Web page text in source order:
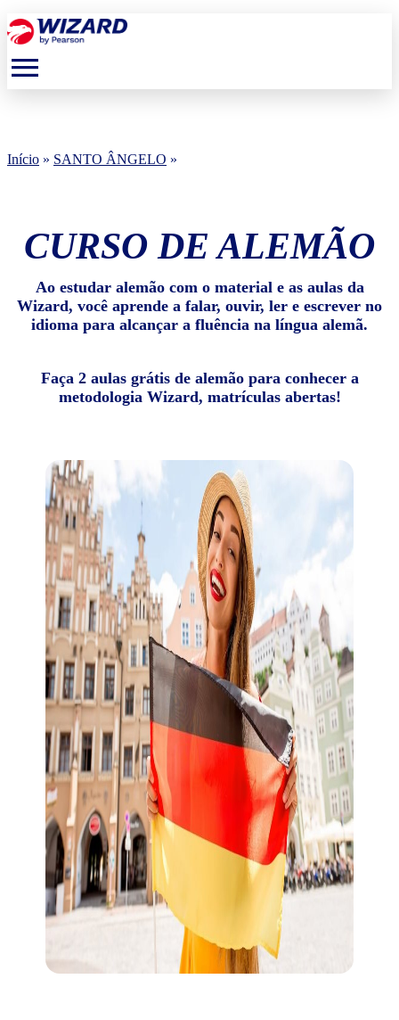
menu
Início » SANTO ÂNGELO »
CURSO DE ALEMÃO
Ao estudar alemão com o material e as aulas da
Wizard, você aprende a falar, ouvir, ler e escrever no
idioma para alcançar a fluência na língua alemã.
Faça 2 aulas grátis de alemão para conhecer a
metodologia Wizard, matrículas abertas!